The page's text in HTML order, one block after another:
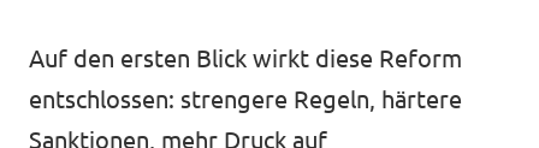
Transparenz
Auf den ersten Blick wirkt diese Reform
entschlossen: strengere Regeln, härtere
Sanktionen, mehr Druck auf